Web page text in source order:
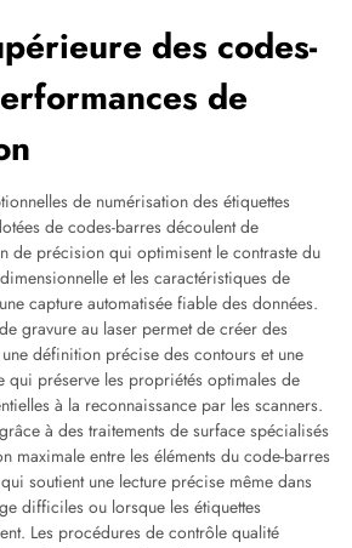
des codes-
de
de numérisation des étiquettes
de codes-barres découlent de
de précision qui optimisent le contraste du
et les caractéristiques de
capture automatisée fiable des données.
gravure au laser permet de créer des
définition précise des contours et une
qui préserve les propriétés optimales de
à la reconnaissance par les scanners.
à des traitements de surface spécialisés
maximale entre les éléments du code-barres
soutient une lecture précise même dans
difficiles ou lorsque les étiquettes
Les procédures de contrôle qualité